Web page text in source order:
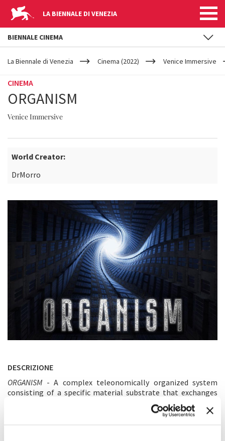
LA BIENNALE DI VENEZIA
YOUR
ARE
La Biennale di Venezia Cinema (2022) Venice Immersive
CINEMA
ORGANISM
Venice Immersive
World Creator:
DrMorro
DESCRIZIONE
ORGANISM - A complex teleonomically organized system
consisting of a specific material substrate that exchanges
matter, energy and information with the environment and is
irritable, actively mobile, undergoing an individual
BIENNALE CINEMA